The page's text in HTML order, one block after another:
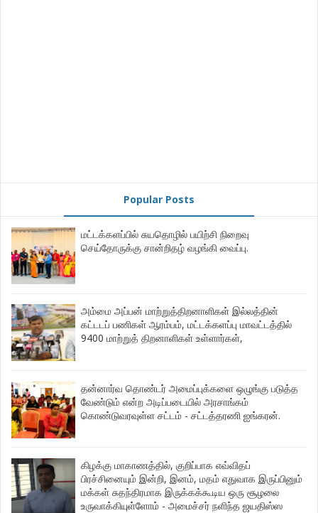
Popular Posts
மட்டக்களப்பில் சுயதொழில் பயிற்சி நிறைவு
செய்தோருக்கு சான்றிதழ் வழங்கி வைப்பு.
அம்மை அப்பன் மாற்றுத்திறனாளிகள் இல்லத்தின்
கட்டடப் பணிகள் ஆரம்பம், மட்டக்களப்பு மாவட்டத்தில்
9400 மாற்றுத் திறனாளிகள் உள்ளார்கள்,
தன்னார்வ தொண்டர் அமைப்புக்களை ஒழுங்கு படுத்த
வேண்டும் என்ற அடிப்படையில் அரசாங்கம்
கொண்டுவரவுள்ள சட்டம் - சட்டத்தரணி ஐங்கரன்.
கிழக்கு மாகாணத்தில், குறிப்பாக எவ்விதப்
பிரச்சினையும் இன்றி, இனம், மதம் எதுவாக இருப்பினும்
மக்கள் சுதந்திரமாக இருக்கக்கூடிய ஒரு சூழலை
உருவாக்கியுள்ளோம் - அமைச்சர் நளிந்த ஜயதிஸ்ஸ